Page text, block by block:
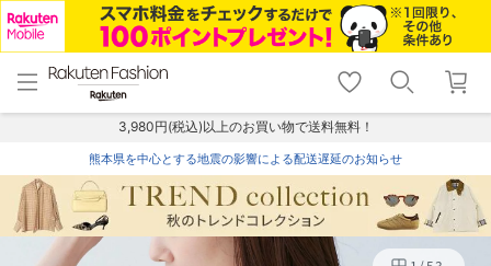
menu home
トップ
shopping_cart lock_outline
ログイン
3,980円(税込)以上のお買い物で送料無料！
熊本県を中心とする地震の影響による配送遅延のお知らせ